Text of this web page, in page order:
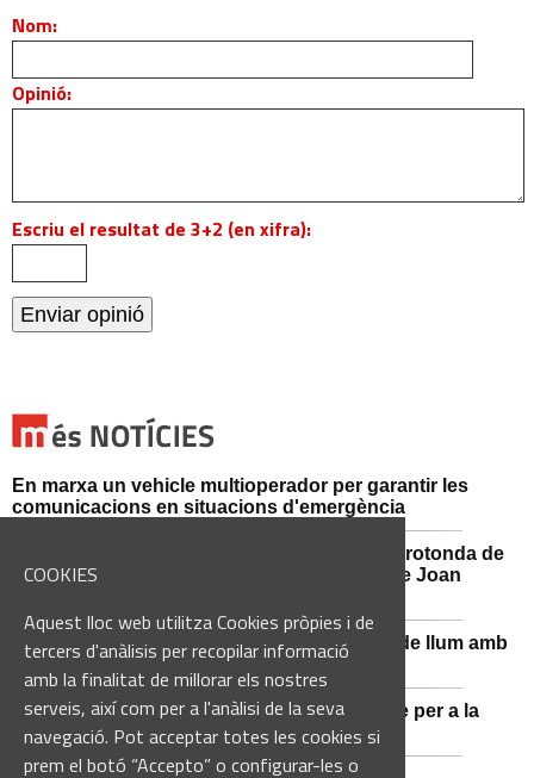
COOKIES
Aquest lloc web utilitza Cookies pròpies i de
tercers d'anàlisis per recopilar informació
amb la finalitat de millorar els nostres
serveis, així com per a l'anàlisi de la seva
navegació. Pot acceptar totes les cookies si
prem el botó “Accepto” o configurar-les o
Nom:
Opinió:
Escriu el resultat de 3+2 (en xifra):
En marxa un vehicle multioperador per garantir les
comunicacions en situacions d'emergència
Afectacions al trànsit aquest divendres a la rotonda de
l'Avinguda dels Dolors amb el carrer Alcalde Joan
Sant Vicenç de Castellet renova 570 punts de llum amb
tecnologia LED
Castellbell i el Vilar adquireix un nou vehicle per a la
Guàrdia Municipal